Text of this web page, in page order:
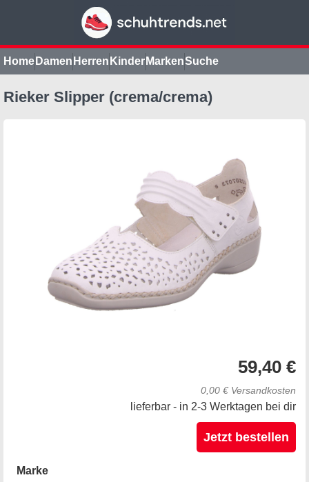
Home Damen Herren Kinder MarkenSuche
Rieker Slipper (crema/crema)
59,40 €
0,00 € Versandkosten
lieferbar - in 2-3 Werktagen bei dir
Jetzt bestellen
Marke